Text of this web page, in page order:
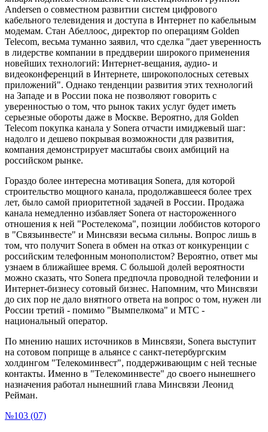
Andersen о совместном развитии систем цифрового
кабельного телевидения и доступа в Интернет по кабельным
модемам. Стан Абеллоос, директор по операциям Golden
Telecom, весьма туманно заявил, что сделка "дает уверенность
в лидерстве компании в преддверии широкого применения
новейших технологий: Интернет-вещания, аудио- и
видеоконференций в Интернете, широкополосных сетевых
приложений". Однако тенденции развития этих технологий
на Западе и в России пока не позволяют говорить с
уверенностью о том, что рынок таких услуг будет иметь
серьезные обороты даже в Москве. Вероятно, для Golden
Telecom покупка канала у Sonera отчасти имиджевый шаг:
надолго и дешево покрывая возможности для развития,
компания демонстрирует масштабы своих амбиций на
российском рынке.
Гораздо более интересна мотивация Sonera, для которой
строительство мощного канала, продолжавшееся более трех
лет, было самой приоритетной задачей в России. Продажа
канала немедленно избавляет Sonera от настороженного
отношения к ней "Ростелекома", позиции лоббистов которого
в "Связьинвесте" и Минсвязи весьма сильны. Вопрос лишь в
том, что получит Sonera в обмен на отказ от конкуренции с
российским телефонным монополистом? Вероятно, ответ мы
узнаем в ближайшее время. С большой долей вероятности
можно сказать, что Sonera предпочла проводной телефонии и
Интернет-бизнесу сотовый бизнес. Напомним, что Минсвязи
до сих пор не дало внятного ответа на вопрос о том, нужен ли
России третий - помимо "Вымпелкома" и МТС -
национальный оператор.
По мнению наших источников в Минсвязи, Sonera выступит
на сотовом поприще в альянсе с санкт-петербургским
холдингом "Телекоминвест", поддерживающим с ней тесные
контакты. Именно в "Телекоминвесте" до своего нынешнего
назначения работал нынешний глава Минсвязи Леонид
Рейман.
№103 (07)